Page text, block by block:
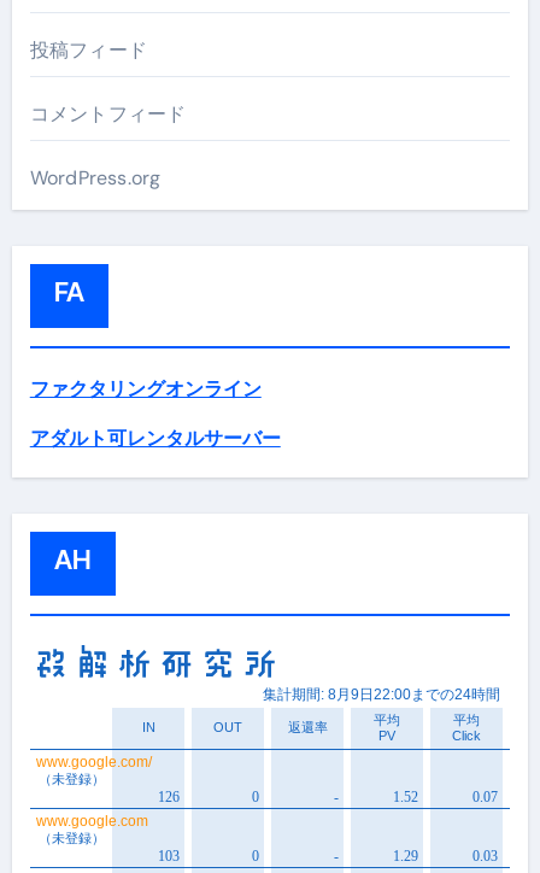
投稿フィード
コメントフィード
WordPress.org
FA
ファクタリングオンライン
アダルト可レンタルサーバー
AH